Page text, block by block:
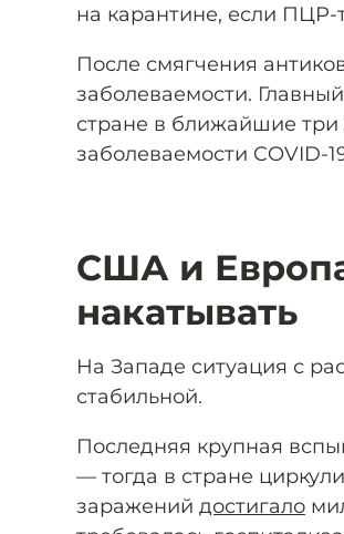
на карантине, если ПЦР-
После смягчения
заболеваемости.
стране в ближайшие три
заболеваемости COVID-
США и
накатывать
На Западе ситуация с
стабильной.
Последняя крупная
— тогда в стране
заражений достигало